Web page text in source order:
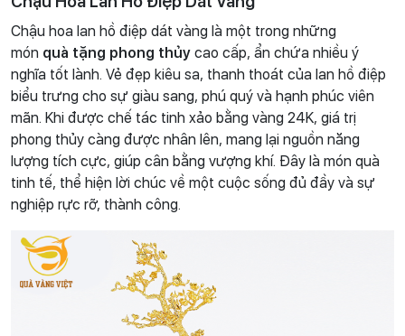
Chậu hoa lan hồ điệp dát vàng là một trong những
món quà tặng phong thủy cao cấp, ẩn chứa nhiều ý
nghĩa tốt lành. Vẻ đẹp kiêu sa, thanh thoát của lan hồ điệp
biểu trưng cho sự giàu sang, phú quý và hạnh phúc viên
mãn. Khi được chế tác tinh xảo bằng vàng 24K, giá trị
phong thủy càng được nhân lên, mang lại nguồn năng
lượng tích cực, giúp cân bằng vượng khí. Đây là món quà
tinh tế, thể hiện lời chúc về một cuộc sống đủ đầy và sự
nghiệp rực rỡ, thành công.